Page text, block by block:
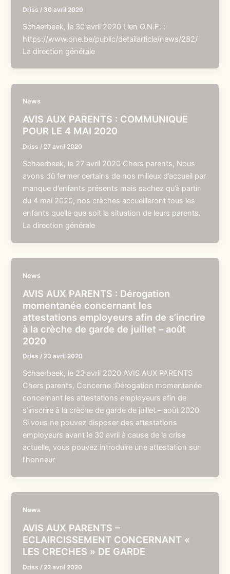
Driss / 30 avril 2020
Schaerbeek, le 30 avril 2020 Lien O.N.E. :
https://www.one.be/public/detailarticle/news/282/
La direction générale
News
AVIS AUX PARENTS : COMMUNIQUE
POUR LE 4 MAI 2020
Driss / 27 avril 2020
Schaerbeek, le 27 avril 2020 Chers parents, Nous
avons dû fermer certains de nos milieux d’accueil par
manque d’enfants présents mais sachez qu’à partir
du 4 mai 2020, nos crèches accueilleront tous les
enfants quelle que soit la situation de leurs parents.
La direction générale
News
AVIS AUX PARENTS : Dérogation
momentanée concernant les
attestations employeurs afin de s’incrire
à la crèche de garde de juillet – août
2020
Driss / 23 avril 2020
Schaerbeek, le 23 avril 2020 AVIS AUX PARENTS
Chers parents, Concerne :Dérogation momentanée
concernant les attestations employeurs afin de
s’inscrire à la crèche de garde de juillet – août 2020
Si vous ne pouvez disposer des attestations
employeurs avant le 30 avril à cause de la crise
actuelle, vous pouvez introduire une attestation sur
l’honneur
News
AVIS AUX PARENTS –
ECLAIRCISSEMENT CONCERNANT «
LES CRECHES » DE GARDE
Driss / 22 avril 2020